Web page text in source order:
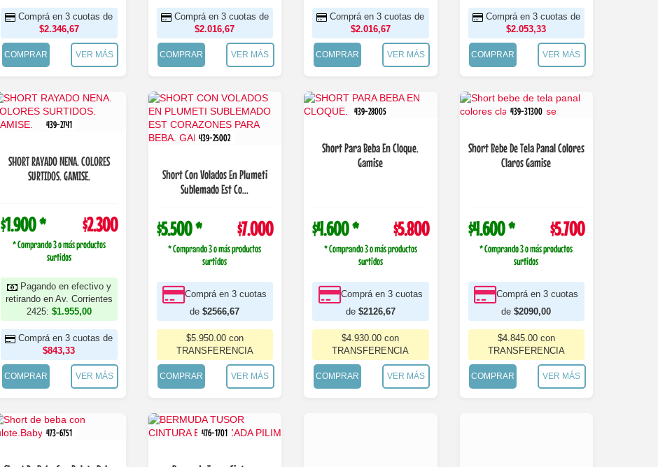
Comprá en 3 cuotas de
$2.346,67
COMPRAR VER MÁS
Comprá en 3 cuotas de
$2.016,67
COMPRAR VER MÁS
Comprá en 3 cuotas de
$2.016,67
COMPRAR VER MÁS
Comprá en 3 cuotas de
$2.053,33
COMPRAR VER MÁS
439-2741
SHORT RAYADO NENA. COLORES
SURTIDOS. GAMISE.
$1.900 * $2.300
* Comprando 3 o más productos
surtidos
Pagando en efectivo y
retirando en Av. Corrientes
2425: $1.955,00
Comprá en 3 cuotas de
$843,33
COMPRAR VER MÁS
439-25002
Short Con Volados En Plumeti
Sublemado Est Co...
$5.500 * $7.000
* Comprando 3 o más productos
surtidos
Comprá en 3 cuotas
de$2566,67
$5.950.00 con
TRANSFERENCIA
COMPRAR VER MÁS
439-28005
Short Para Beba En Cloque.
Gamise
$4.600 * $5.800
* Comprando 3 o más productos
surtidos
Comprá en 3 cuotas
de $2126,67
$4.930.00 con
TRANSFERENCIA
COMPRAR VER MÁS
439-31300
Short Bebe De Tela Panal Colores
Claros Gamise
$4.600 * $5.700
* Comprando 3 o más productos
surtidos
Comprá en 3 cuotas
de$2090,00
$4.845.00 con
TRANSFERENCIA
COMPRAR VER MÁS
473-6751 476-1701